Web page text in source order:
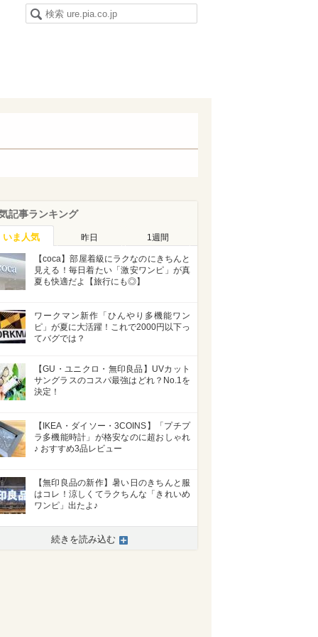
記事ランキング
いま人気 昨日 1週間
【coca】部屋着級にラクなのにきちんと
見える！毎日着たい「激安ワンピ」が真
夏も快適だよ【旅行にも◎】
ワークマン新作「ひんやり多機能ワン
ピ」が夏に大活躍！これで2000円以下っ
てバグでは？
【GU・ユニクロ・無印良品】UVカット
サングラスのコスパ最強はどれ？No.​1を
決定！
【IKEA・ダイソー・3COINS】「プチプ
ラ多機能時計」が格安なのに超おしゃれ
♪ おすすめ3品レビュー
【無印良品の新作】暑い日のきちんと服
はコレ！涼しくてラクちんな「きれいめ
ワンピ」出たよ♪
続きを読み込む